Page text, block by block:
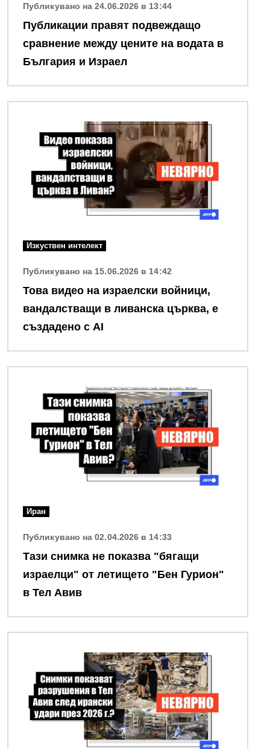
Публикувано на 24.06.2026 в 13:44
Публикации правят подвеждащо
сравнение между цените на водата в
България и Израел
Изкуствен интелект
Публикувано на 15.06.2026 в 14:42
Това видео на израелски войници,
вандалстващи в ливанска църква, е
създадено с AI
Иран
Публикувано на 02.04.2026 в 14:33
Тази снимка не показва "бягащи
израелци" от летището "Бен Гурион"
в Тел Авив